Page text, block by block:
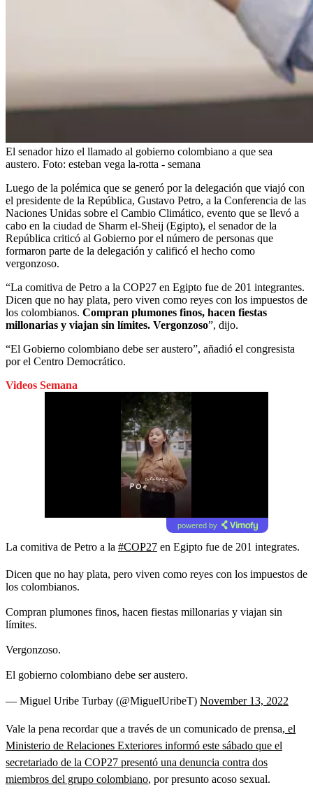
El senador hizo el llamado al gobierno colombiano a que sea
austero. Foto: esteban vega la-rotta - semana
Luego de la polémica que se generó por la delegación que viajó con
el presidente de la República, Gustavo Petro, a la Conferencia de las
Naciones Unidas sobre el Cambio Climático, evento que se llevó a
cabo en la ciudad de Sharm el-Sheij (Egipto), el senador de la
República criticó al Gobierno por el número de personas que
formaron parte de la delegación y calificó el hecho como
vergonzoso.
“La comitiva de Petro a la COP27 en Egipto fue de 201 integrantes.
Dicen que no hay plata, pero viven como reyes con los impuestos de
los colombianos. Compran plumones finos, hacen fiestas
millonarias y viajan sin límites. Vergonzoso”, dijo.
“El Gobierno colombiano debe ser austero”, añadió el congresista
por el Centro Democrático.
Videos Semana
powered by
La comitiva de Petro a la #COP27 en Egipto fue de 201 integrates.
Dicen que no hay plata, pero viven como reyes con los impuestos de
los colombianos.
Compran plumones finos, hacen fiestas millonarias y viajan sin
límites.
Vergonzoso.
El gobierno colombiano debe ser austero.
— Miguel Uribe Turbay (@MiguelUribeT) November 13, 2022
Vale la pena recordar que a través de un comunicado de prensa, el
Ministerio de Relaciones Exteriores informó este sábado que el
secretariado de la COP27 presentó una denuncia contra dos
miembros del grupo colombiano, por presunto acoso sexual.